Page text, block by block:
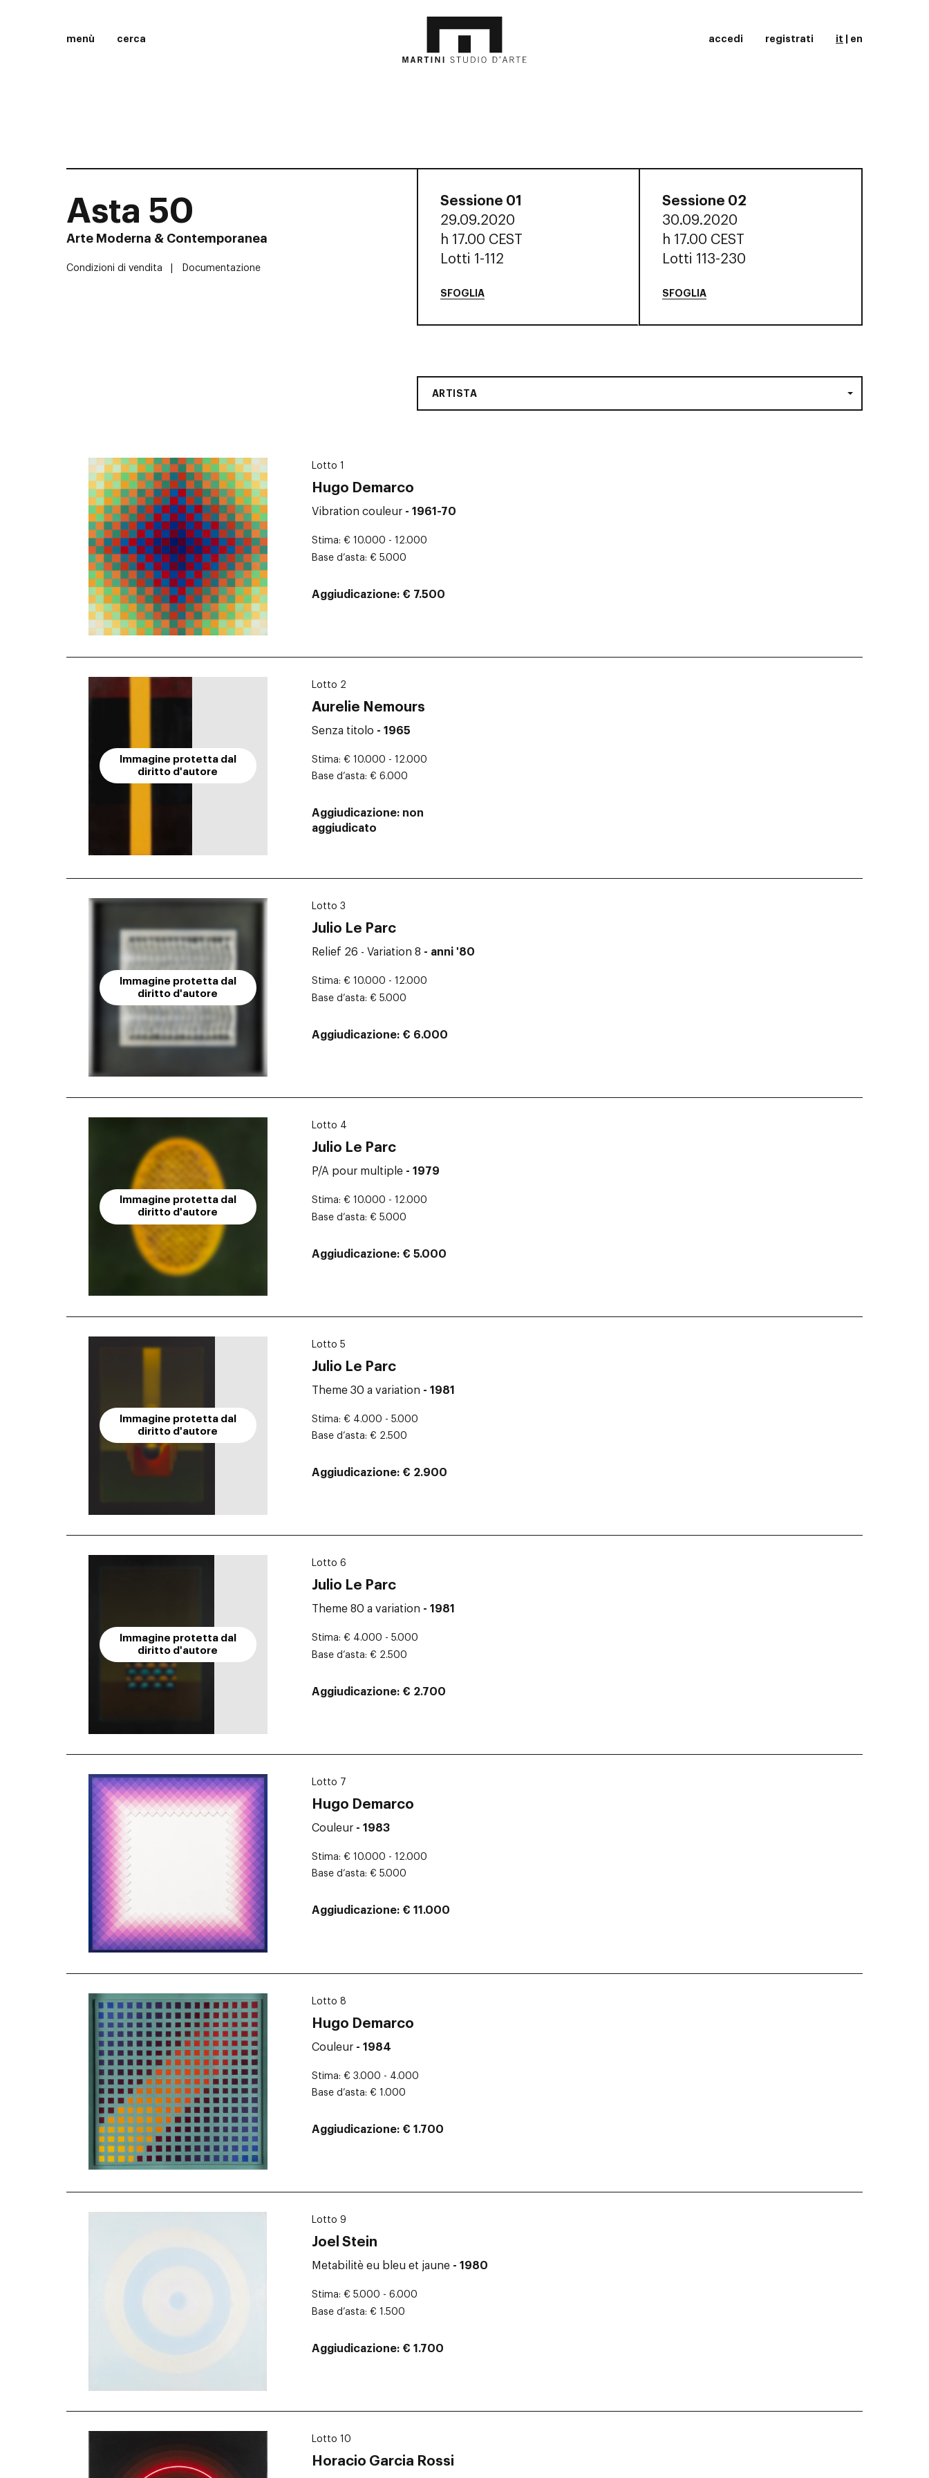
menù cerca accedi registrati it en
Asta 50
Arte Moderna & Contemporanea
Condizioni di vendita Documentazione
Sessione 01
29.09.2020
h 17.00 CEST
Lotti 1-112
SFOGLIA
Sessione 02
30.09.2020
h 17.00 CEST
Lotti 113-230
SFOGLIA
ARTISTA
Lotto 1
Hugo Demarco
Vibration couleur - 1961-70
Stima € 10.000 - 12.000
Base d’asta € 5.000
Aggiudicazione € 7.500
Immagine protetta dal
diritto d'autore
Lotto 2
Aurelie Nemours
Senza titolo - 1965
Stima € 10.000 - 12.000
Base d’asta € 6.000
Aggiudicazione non
aggiudicato
Immagine protetta dal
diritto d'autore
Lotto 3
Julio Le Parc
Relief 26 - Variation 8 - anni '80
Stima € 10.000 - 12.000
Base d’asta € 5.000
Aggiudicazione € 6.000
Immagine protetta dal
diritto d'autore
Lotto 4
Julio Le Parc
P/A pour multiple - 1979
Stima € 10.000 - 12.000
Base d’asta € 5.000
Aggiudicazione € 5.000
Immagine protetta dal
diritto d'autore
Lotto 5
Julio Le Parc
Theme 30 a variation - 1981
Stima € 4.000 - 5.000
Base d’asta € 2.500
Aggiudicazione € 2.900
Immagine protetta dal
diritto d'autore
Lotto 6
Julio Le Parc
Theme 80 a variation - 1981
Stima € 4.000 - 5.000
Base d’asta € 2.500
Aggiudicazione € 2.700
Lotto 7
Hugo Demarco
Couleur - 1983
Stima € 10.000 - 12.000
Base d’asta € 5.000
Aggiudicazione € 11.000
Lotto 8
Hugo Demarco
Couleur - 1984
Stima € 3.000 - 4.000
Base d’asta € 1.000
Aggiudicazione € 1.700
Lotto 9
Joel Stein
Metabilitè eu bleu et jaune - 1980
Stima € 5.000 - 6.000
Base d’asta € 1.500
Aggiudicazione € 1.700
Lotto 10
Horacio Garcia Rossi